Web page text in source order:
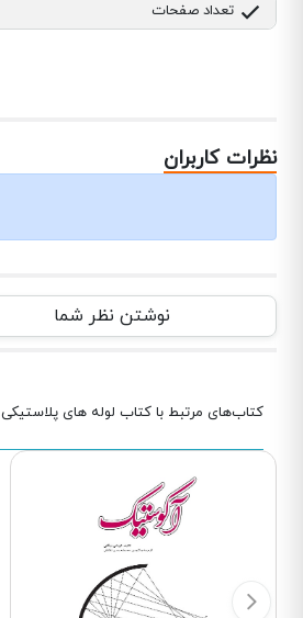
تعداد صفحات
نظرات کاربران
نوشتن نظر شما
کتاب‌های مرتبط با کتاب لوله‌ های پلاستیکی